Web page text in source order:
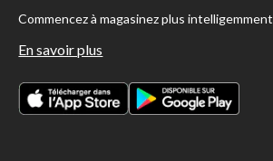
Commencez à magasinez plus intelligemment
En savoir plus